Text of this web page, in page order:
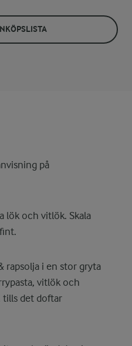
på
lök och vitlök. Skala
rapsolja i en stor gryta
vitlök och
tills det doftar